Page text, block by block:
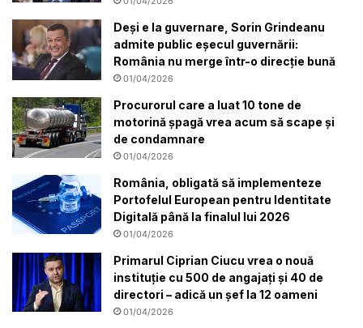
Deși e la guvernare, Sorin Grindeanu
admite public eșecul guvernării:
România nu merge într-o direcție bună
01/04/2026
Procurorul care a luat 10 tone de
motorină șpagă vrea acum să scape și
de condamnare
01/04/2026
România, obligată să implementeze
Portofelul European pentru Identitate
Digitală până la finalul lui 2026
01/04/2026
Primarul Ciprian Ciucu vrea o nouă
instituție cu 500 de angajați și 40 de
directori – adică un șef la 12 oameni
01/04/2026